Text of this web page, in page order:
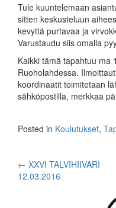
Tule kuuntelemaan
sitten keskusteluun
kevyttä purtavaa ja
Varustaudu siis omalla
Kaikki tämä tapahtuu ma
Ruoholahdessa.
koordinaatit toimitetaan
sähköpostilla, merkkaa
Posted in Koulutukset,
Post
navigation
← XXVI TALVIHIIVARI
12.03.2016